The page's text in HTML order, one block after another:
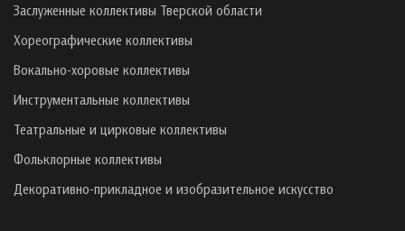
Заслуженные коллективы Тверской области
Хореографические коллективы
Вокально-хоровые коллективы
Инструментальные коллективы
Театральные и цирковые коллективы
Фольклорные коллективы
Декоративно-прикладное и изобразительное искусство